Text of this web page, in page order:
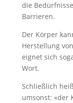
die
Barrieren.
Der Körper
Herstellung
eignet sich
Wort.
Schließlich
umsonst: «der